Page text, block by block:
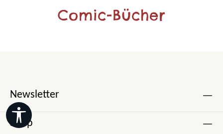
Comic-Bücher
Newsletter
Shop
Werkzeugleiste anzeigen